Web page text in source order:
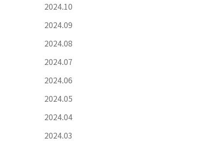
2024.10
2024.09
2024.08
2024.07
2024.06
2024.05
2024.04
2024.03